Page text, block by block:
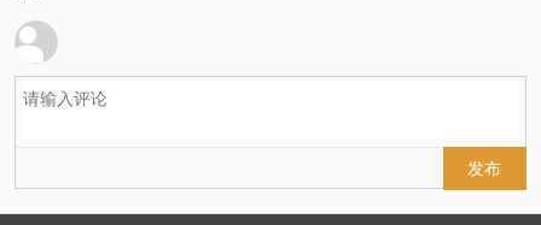
发布